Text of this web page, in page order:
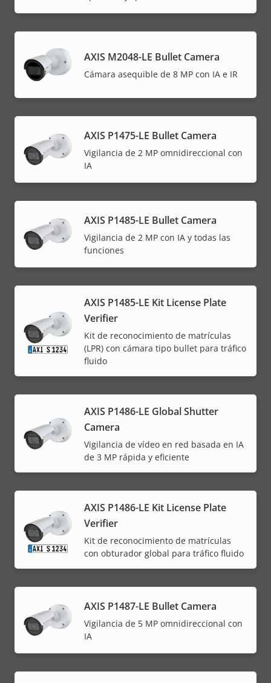
AXIS M2048-LE Bullet Camera
Cámara asequible de 8 MP con IA e IR
AXIS P1475-LE Bullet Camera
Vigilancia de 2 MP omnidireccional con
IA
AXIS P1485-LE Bullet Camera
Vigilancia de 2 MP con IA y todas las
funciones
AXIS P1485-LE Kit License Plate
Verifier
Kit de reconocimiento de matrículas
(LPR) con cámara tipo bullet para tráfico
fluido
AXIS P1486-LE Global Shutter
Camera
Vigilancia de vídeo en red basada en IA
de 3 MP rápida y eficiente
AXIS P1486-LE Kit License Plate
Verifier
Kit de reconocimiento de matrículas
con obturador global para tráfico fluido
AXIS P1487-LE Bullet Camera
Vigilancia de 5 MP omnidireccional con
IA